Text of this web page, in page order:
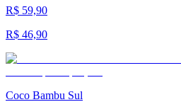
R$ 59,90
R$ 46,90
Coco Bambu Sul